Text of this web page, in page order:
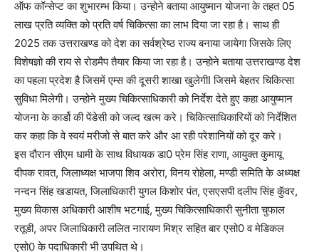
ऑफ कॉन्सेप्ट का शुभारम्भ किया। उन्होने बताया आयुष्मान योजना के तहत 05
लाख प्रति व्यक्ति को प्रति वर्ष चिकित्सा का लाभ दिया जा रहा है। साथ ही
2025 तक उत्तराखण्ड को देश का सर्वश्रेष्ठ राज्य बनाया जायेगा जिसके लिए
विशेषज्ञो की राय से रोडमैप तैयार किया जा रहा है। उन्होने बताया उत्तराखण्ड देश
का पहला प्रदेश है जिसमें एम्स की दूसरी शाखा खुलेगीI जिसमे बेहतर चिकित्सा
सुविधा मिलेगी। उन्होने मुख्य चिकित्साधिकारी को निर्देश देते हुए कहा आयुष्मान
योजना के कार्डो की पेंडेसी को जल्द खत्म करे। चिकित्साधिकारियों को निर्देशित
कर कहा कि वे स्वयं मरीजो से बात करे और आ रही परेशानियों को दूर करे।
इस दौरान सीएम धामी के साथ विधायक डा0 प्रेम सिंह राणा, आयुक्त कुमायू
दीपक रावत, जिलाध्यक्ष भाजपा शिव अरोरा, विनय रोहेला, मण्डी समिति के अध्यक्ष
नन्दन सिंह खडायत, जिलाधिकारी युगल किशोर पंत, एसएसपी दलीप सिंह कुॅवर,
मुख्य विकास अधिकारी आशीष भटगाई, मुख्य चिकित्साधिकारी सुनीता चुफाल
रतूडी, अपर जिलाधिकारी ललित नारायण मिश्र सहित बार एसो0 व मेडिकल
एसो0 के पदाधिकारी भी उपथित थे।